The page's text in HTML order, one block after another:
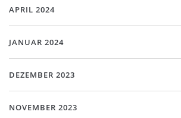
APRIL 2024
JANUAR 2024
DEZEMBER 2023
NOVEMBER 2023